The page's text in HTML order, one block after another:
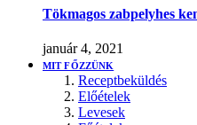
Tökmagos zabpelyhes
január 4, 2021
MIT FŐZZÜNK
Receptbeküldés
Előételek
Levesek